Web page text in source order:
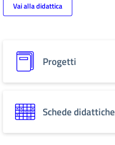
Vai alla didattica
Progetti
Schede didattiche